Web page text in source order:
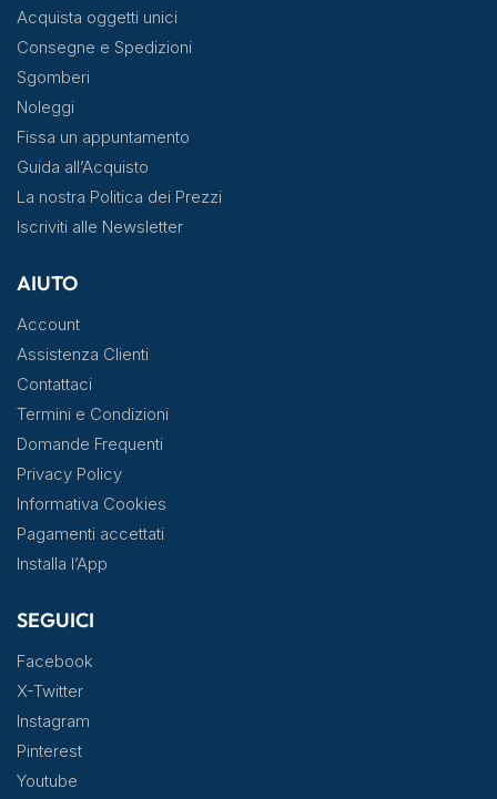
Acquista oggetti unici
Consegne e Spedizioni
Sgomberi
Noleggi
Fissa un appuntamento
Guida all’Acquisto
La nostra Politica dei Prezzi
Iscriviti alle Newsletter
AIUTO
Account
Assistenza Clienti
Contattaci
Termini e Condizioni
Domande Frequenti
Privacy Policy
Informativa Cookies
Pagamenti accettati
Installa l’App
SEGUICI
Facebook
X-Twitter
Instagram
Pinterest
Youtube